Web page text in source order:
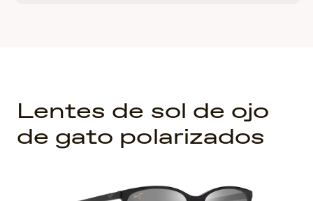
Lentes de sol de ojo
de gato polarizados